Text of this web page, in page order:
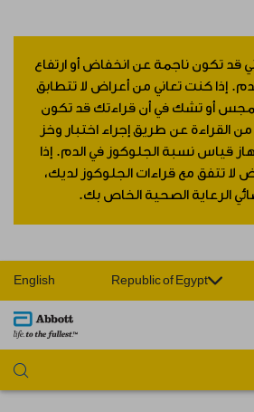
قد تكون ناجمة عن انخفاض أو ارتفاع
إذا كنت تعاني من أعراض لا تتطابق
أو تشك في أن قراءتك قد تكون
عن طريق إجراء اختبار وخز
قياس نسبة الجلوكوز في الدم. إذا
تتفق مع قراءات الجلوكوز لديك،
الرعاية الصحية الخاص بك.
Republic of Egypt
English